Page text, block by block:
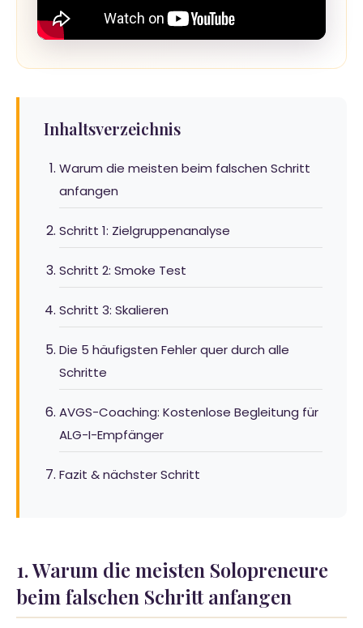
Inhaltsverzeichnis
Warum die meisten beim falschen Schritt
anfangen
Schritt 1: Zielgruppenanalyse
Schritt 2: Smoke Test
Schritt 3: Skalieren
Die 5 häufigsten Fehler quer durch alle
Schritte
AVGS-Coaching: Kostenlose Begleitung für
ALG-I-Empfänger
Fazit & nächster Schritt
1. Warum die meisten Solopreneure
beim falschen Schritt anfangen